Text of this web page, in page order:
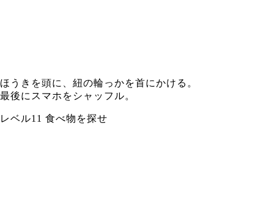
ほうきを頭に、紐の輪っかを首にかける。
最後にスマホをシャッフル。
レベル11 食べ物を探せ